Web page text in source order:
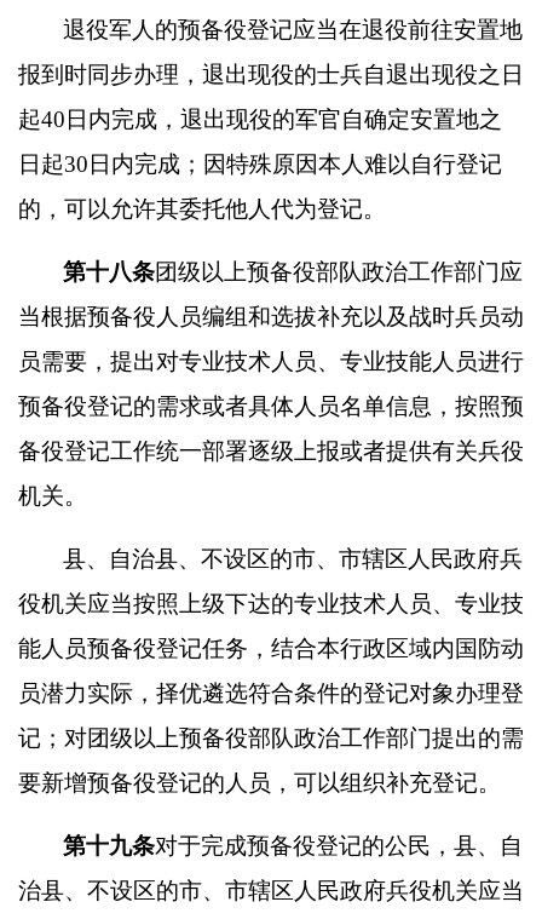
退役军人的预备役登记应当在退役前往安置地
报到时同步办理，退出现役的士兵自退出现役之日
起40 日内完成，退出现役的军官自确定安置地之
日起30 日内完成；因特殊原因本人难以自行登记
的，可以允许其委托他人代为登记。
第十八条团级以上预备役部队政治工作部门应
当根据预备役人员编组和选拔补充以及战时兵员动
员需要，提出对专业技术人员、专业技能人员进行
预备役登记的需求或者具体人员名单信息，按照预
备役登记工作统一部署逐级上报或者提供有关兵役
机关。
县、自治县、不设区的市、市辖区人民政府兵
役机关应当按照上级下达的专业技术人员、专业技
能人员预备役登记任务，结合本行政区域内国防动
员潜力实际，择优遴选符合条件的登记对象办理登
记；对团级以上预备役部队政治工作部门提出的需
要新增预备役登记的人员，可以组织补充登记。
第十九条对于完成预备役登记的公民，县、自
治县、不设区的市、市辖区人民政府兵役机关应当